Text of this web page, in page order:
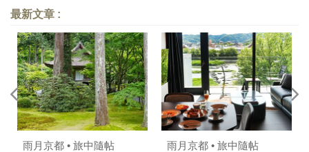
最新文章 :
雨月京都 • 旅中隨帖
雨月京都 • 旅中隨帖